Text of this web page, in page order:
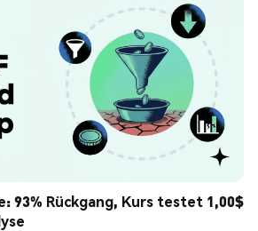
93% Rückgang, Kurs testet 1,00$